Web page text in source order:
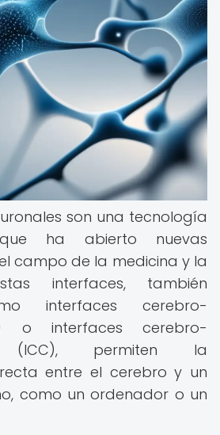
son una tecnología
que ha abierto nuevas
campo de la medicina y la
interfaces, también
interfaces cerebro-
o interfaces cerebro-
(ICC), permiten la
entre el cerebro y un
como un ordenador o un